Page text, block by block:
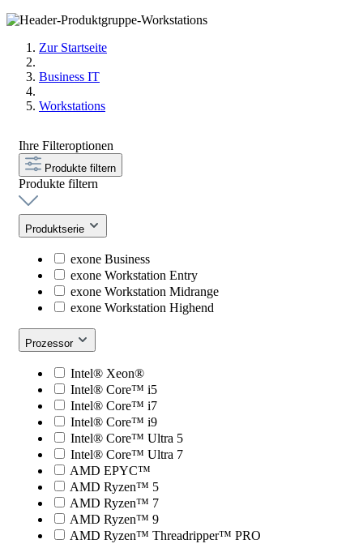
Zur Startseite
Business IT
Workstations
Ihre Filteroptionen
Produkte filtern
Produkte filtern
Produktserie
exone Business
exone Workstation Entry
exone Workstation Midrange
exone Workstation Highend
Prozessor
Intel® Xeon®
Intel® Core™ i5
Intel® Core™ i7
Intel® Core™ i9
Intel® Core™ Ultra 5
Intel® Core™ Ultra 7
AMD EPYC™
AMD Ryzen™ 5
AMD Ryzen™ 7
AMD Ryzen™ 9
AMD Ryzen™ Threadripper™ PRO